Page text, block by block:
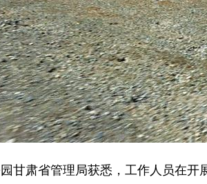
肃省管理局获悉，工作人员在开